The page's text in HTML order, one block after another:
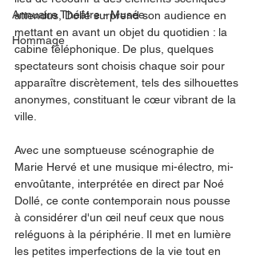
Annuaire Théâtre - Musée
Hommage
attendus, Dollé surprend son audience en
mettant en avant un objet du quotidien : la
cabine téléphonique. De plus, quelques
spectateurs sont choisis chaque soir pour
apparaître discrètement, tels des silhouettes
anonymes, constituant le cœur vibrant de la
ville.
Avec une somptueuse scénographie de
Marie Hervé et une musique mi-électro, mi-
envoûtante, interprétée en direct par Noé
Dollé, ce conte contemporain nous pousse
à considérer d'un œil neuf ceux que nous
reléguons à la périphérie. Il met en lumière
les petites imperfections de la vie tout en